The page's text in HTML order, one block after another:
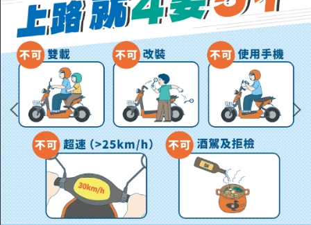
特教宣導
校刊投稿
三重國小志工隊